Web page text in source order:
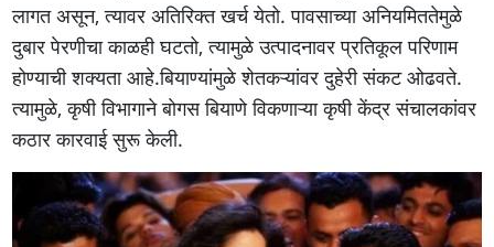
लागत असून, त्यावर अतिरिक्त खर्च येतो. पावसाच्या अनियमिततेमुळे
दुबार पेरणीचा काळही घटतो, त्यामुळे उत्पादनावर प्रतिकूल परिणाम
होण्याची शक्यता आहे.बियाण्यांमुळे शेतकऱ्यांवर दुहेरी संकट ओढवते.
त्यामुळे, कृषी विभागाने बाेगस बियाणे विकणाऱ्या कृषी केंद्र संचालकांवर
कठार कारवाई सुरू केली.